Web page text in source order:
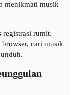
menikmati musik
registrasi rumit.
browser, cari musik